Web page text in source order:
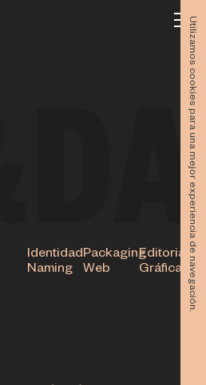
Utilizamos cookies para una mejor experiencia de navegación.
IdentidadPackagingEditorial
Naming
Web Gráfica